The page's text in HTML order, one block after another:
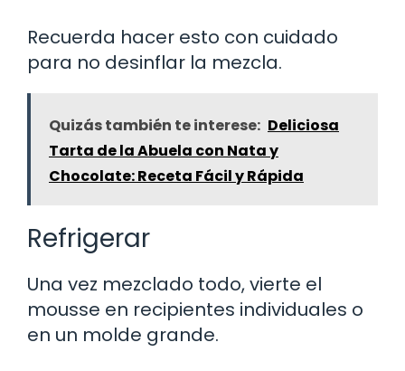
Recuerda hacer esto con cuidado
para no desinflar la mezcla.
Quizás también te interese: Deliciosa
Tarta de la Abuela con Nata y
Chocolate: Receta Fácil y Rápida
Refrigerar
Una vez mezclado todo, vierte el
mousse en recipientes individuales o
en un molde grande.